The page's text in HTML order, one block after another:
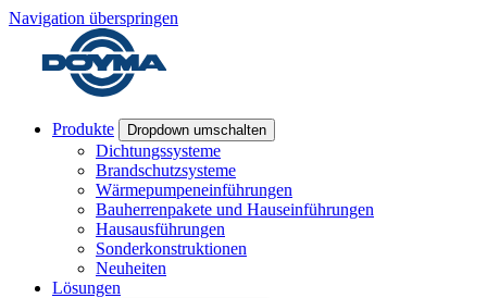
Navigation überspringen
Produkte Dropdown umschalten
Dichtungssysteme
Brandschutzsysteme
Wärmepumpeneinführungen
Bauherrenpakete und Hauseinführungen
Hausausführungen
Sonderkonstruktionen
Neuheiten
Lösungen